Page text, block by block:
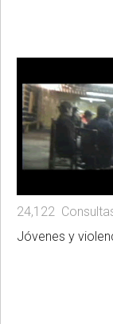
24,122
Jóvenes y